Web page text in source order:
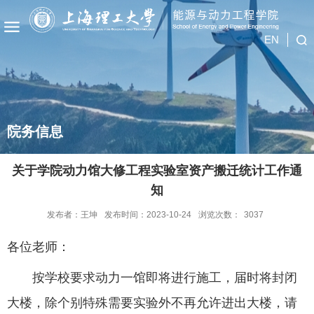
EN
院务信息
关于学院动力馆大修工程实验室资产搬迁统计工作通
知
发布者：王坤 发布时间：2023-10-24 浏览次数： 3037
各位老师：
按学校要求动力一馆即将进行施工，届时将封闭
大楼，除个别特殊需要实验外不再允许进出大楼，请